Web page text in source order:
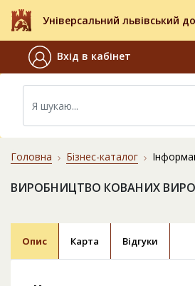
Універсальний львівський
Вхід в кабінет
Головна Бізнес-каталог
ВИРОБНИЦТВО КОВАНИХ
Опис Карта Відгуки